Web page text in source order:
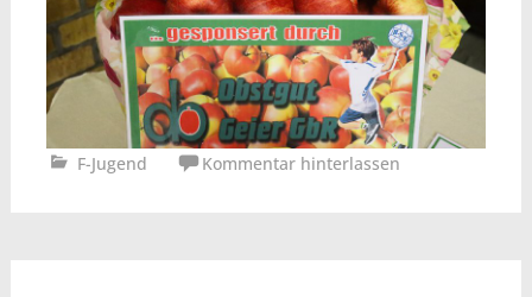
F-Jugend Kommentar hinterlassen